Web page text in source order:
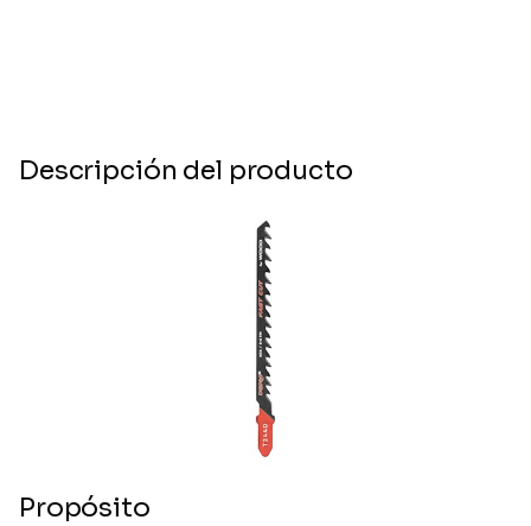
Descripción del producto
Propósito